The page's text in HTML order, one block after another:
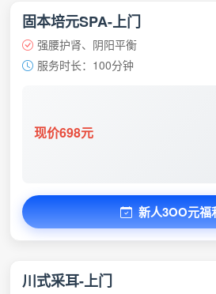
固本培元SPA-上门
强腰护肾、阴阳平衡
服务时长：100分钟
现价698元
新人3OO元福
川式采耳-上门